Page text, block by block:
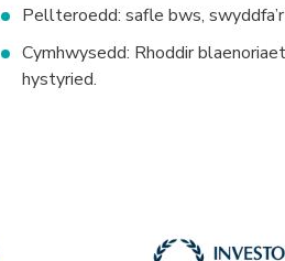
Pellteroedd: safle bws,
Cymhwysedd: Rhoddir
hystyried.